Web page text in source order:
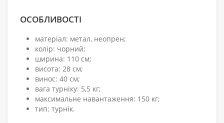
ОСОБЛИВОСТІ
матеріал: метал, неопрен;
колір: чорний;
ширина: 110 см;
висота: 28 см;
винос: 40 см;
вага турніку: 5,5 кг;
максимальне навантаження: 150 кг;
тип: турнік.